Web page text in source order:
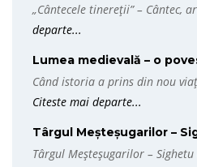
„Cântecele tinereții” – Cântec,
departe...
Lumea medievală – o
Când istoria a prins din nou
Citeste mai departe...
Târgul Meșteșugarilor –
Târgul Meșteșugarilor –